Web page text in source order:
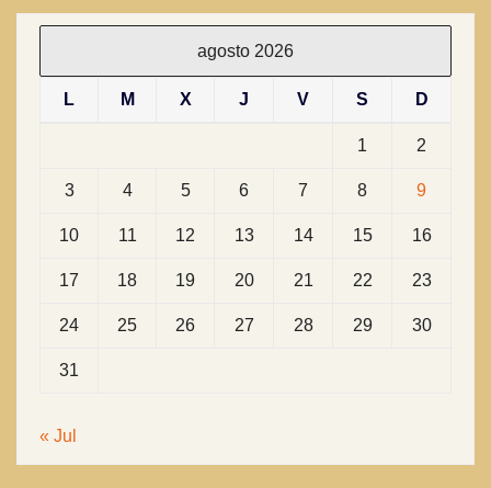
agosto 2026
L M X J V S D
1 2
3 4 5 6 7 8 9
10 11 12 13 14 15 16
17 18 19 20 21 22 23
24 25 26 27 28 29 30
31
« Jul